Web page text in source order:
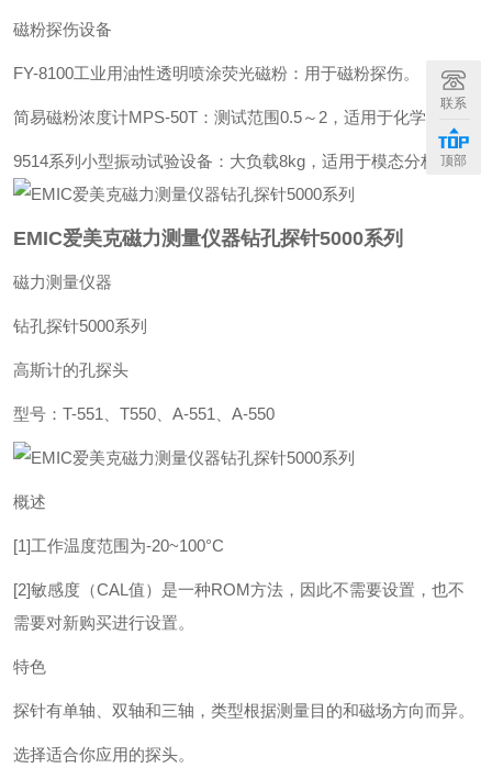
磁粉探伤设备‌
‌FY-8100工业用油性透明喷涂荧光磁粉‌：用于磁粉探伤。
‌简易磁粉浓度计MPS-50T‌：测试范围0.5～2，适用于化学实验。
‌9514系列小型振动试验设备‌：大负载8kg，适用于模态分析。
EMIC爱美克磁力测量仪器钻孔探针5000系列
磁力测量仪器
钻孔探针5000系列
高斯计的孔探头
型号：T-551、T550、A-551、A-550
概述
[1]工作温度范围为-20~100°C
[2]敏感度（CAL值）是一种ROM方法，因此不需要设置，也不
需要对新购买进行设置。
特色
探针有单轴、双轴和三轴，类型根据测量目的和磁场方向而异。
选择适合你应用的探头。
联系
顶部